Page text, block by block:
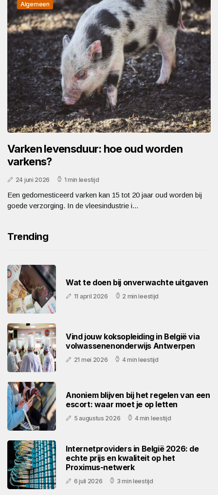
Algemeen
Varken levensduur: hoe oud worden
varkens?
24 juni 2026 1 min leestijd
Een gedomesticeerd varken kan 15 tot 20 jaar oud worden bij
goede verzorging. In de vleesindustrie i...
Trending
Wat te doen bij onverwachte uitgaven
11 april 2026 2 min leestijd
Vind jouw koksopleiding in België via
volwassenenonderwijs Antwerpen
21 mei 2026 4 min leestijd
Anoniem blijven bij het regelen van een
escort: waar moet je op letten
5 augustus 2026 4 min leestijd
Internetproviders in België 2026: de
echte prijs en kwaliteit op het
Proximus-netwerk
6 juli 2026 3 min leestijd